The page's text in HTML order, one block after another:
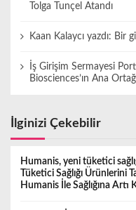
Tolga Tunçel Atandı
Kaan Kalaycı yazdı:
İş Girişim Sermayesi
Biosciences’ın Ana
İlginizi Çekebilir
Humanis, yeni tüketici
Tüketici Sağlığı Ürünlerini
Humanis İle Sağlığına Artı